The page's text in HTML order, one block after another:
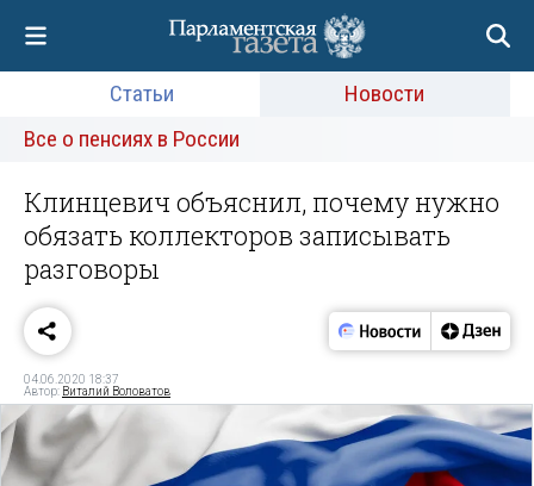
Статьи
Новости
Все о пенсиях в России
Клинцевич объяснил, почему нужно
обязать коллекторов записывать
разговоры
04.06.2020 18:37
Автор: Виталий Воловатов